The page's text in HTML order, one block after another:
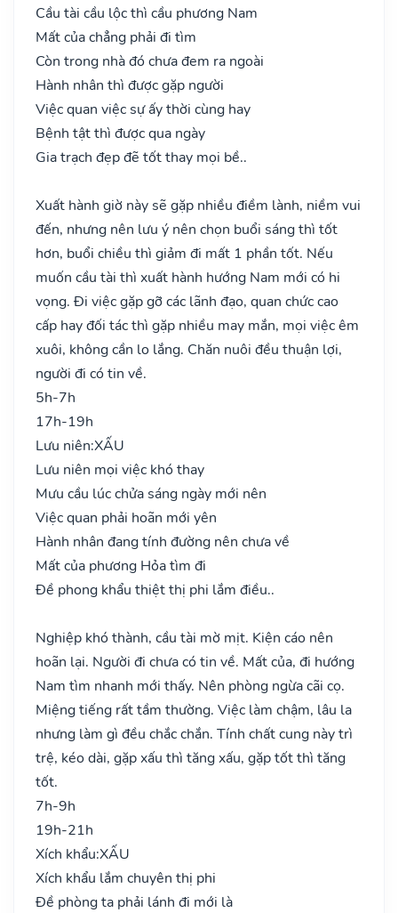
Cầu tài cầu lộc thì cầu phương Nam
Mất của chẳng phải đi tìm
Còn trong nhà đó chưa đem ra ngoài
Hành nhân thì được gặp người
Việc quan việc sự ấy thời cùng hay
Bệnh tật thì được qua ngày
Gia trạch đẹp đẽ tốt thay mọi bề..
Xuất hành giờ này sẽ gặp nhiều điềm lành, niềm vui
đến, nhưng nên lưu ý nên chọn buổi sáng thì tốt
hơn, buổi chiều thì giảm đi mất 1 phần tốt. Nếu
muốn cầu tài thì xuất hành hướng Nam mới có hi
vọng. Đi việc gặp gỡ các lãnh đạo, quan chức cao
cấp hay đối tác thì gặp nhiều may mắn, mọi việc êm
xuôi, không cần lo lắng. Chăn nuôi đều thuận lợi,
người đi có tin về.
5h-7h
17h-19h
Lưu niên:XẤU
Lưu niên mọi việc khó thay
Mưu cầu lúc chửa sáng ngày mới nên
Việc quan phải hoãn mới yên
Hành nhân đang tính đường nên chưa về
Mất của phương Hỏa tìm đi
Đề phong khẩu thiệt thị phi lắm điều..
Nghiệp khó thành, cầu tài mờ mịt. Kiện cáo nên
hoãn lại. Người đi chưa có tin về. Mất của, đi hướng
Nam tìm nhanh mới thấy. Nên phòng ngừa cãi cọ.
Miệng tiếng rất tầm thường. Việc làm chậm, lâu la
nhưng làm gì đều chắc chắn. Tính chất cung này trì
trệ, kéo dài, gặp xấu thì tăng xấu, gặp tốt thì tăng
tốt.
7h-9h
19h-21h
Xích khẩu:XẤU
Xích khẩu lắm chuyên thị phi
Đề phòng ta phải lánh đi mới là